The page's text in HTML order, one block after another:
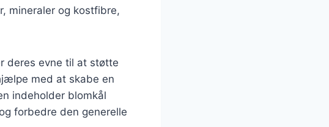
mineraler og kostfibre,
deres evne til at støtte
med at skabe en
indeholder blomkål
forbedre den generelle